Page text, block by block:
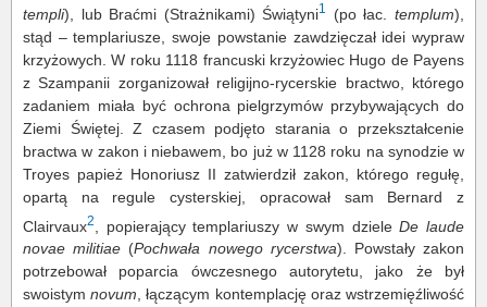
templi), lub Braćmi (Strażnikami) Świątyni1 (po łac.templum),
stąd – templariusze, swoje powstanie zawdzięczał idei wypraw
krzyżowych. W roku 1118 francuski krzyżowiec Hugo de Payens
z Szampanii zorganizował religijno-rycerskie bractwo, którego
zadaniem miała być ochrona pielgrzymów przybywających do
Ziemi Świętej. Z czasem podjęto starania o przekształcenie
bractwa w zakon i niebawem, bo już w 1128 roku na synodzie w
Troyes papież Honoriusz II zatwierdził zakon, którego regułę,
opartą na regule cysterskiej, opracował sam Bernard z
Clairvaux2 , popierający templariuszy w swym dzieleDe laude
novae militiae (Pochwała nowego rycerstwa). Powstały zakon
potrzebował poparcia ówczesnego autorytetu, jako że był
swoistymnovum, łączącym kontemplację oraz wstrzemięźliwość